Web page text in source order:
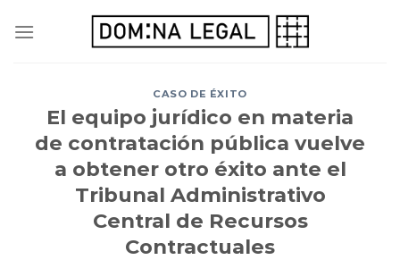
CASO DE ÉXITO
El equipo jurídico en materia
de contratación pública vuelve
a obtener otro éxito ante el
Tribunal Administrativo
Central de Recursos
Contractuales